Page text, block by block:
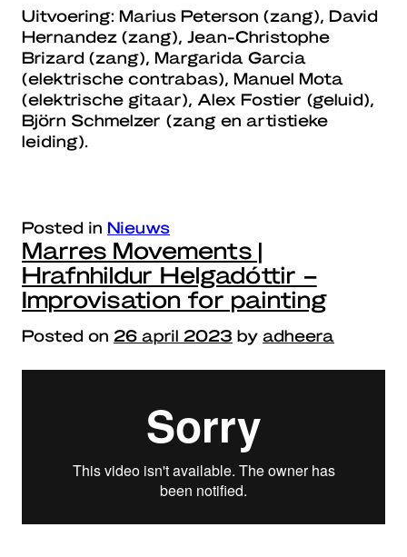
Uitvoering: Marius Peterson (zang), David
Hernandez (zang), Jean-Christophe
Brizard (zang), Margarida Garcia
(elektrische contrabas), Manuel Mota
(elektrische gitaar), Alex Fostier (geluid),
Björn Schmelzer (zang en artistieke
leiding).
Posted in Nieuws
Marres Movements |
Hrafnhildur Helgadóttir –
Improvisation for painting
Posted on 26 april 2023 by adheera